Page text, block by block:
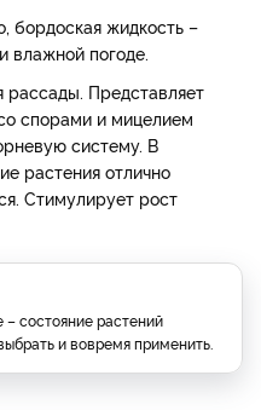
бордоская жидкость –
влажной погоде.
Представляет
спорами и мицелием
систему. В
растения отлично
Стимулирует рост
состояние растений
и вовремя применить.